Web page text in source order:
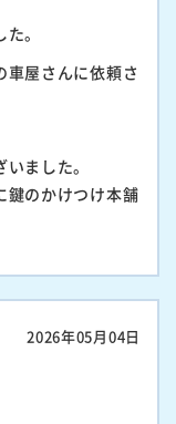
。
車屋さんに依頼さ
ました。
鍵のかけつけ本舗
2026年05月04日